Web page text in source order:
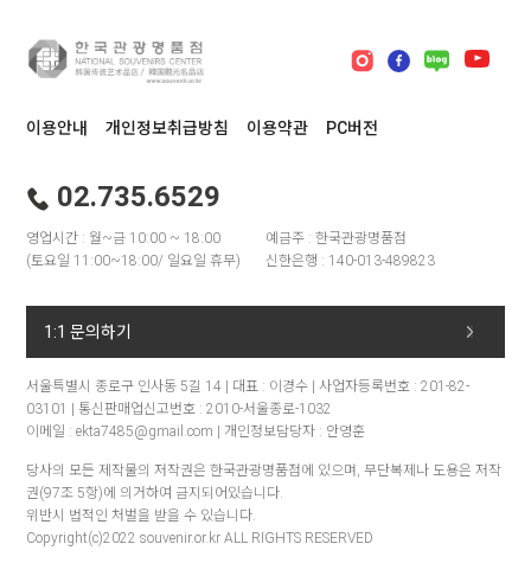
이용안내 개인정보취급방침 이용약관 PC버전
02.735.6529
영업시간 : 월~금 10:00 ~ 18:00
(토요일 11:00~18:00/ 일요일 휴무)
예금주 : 한국관광명품점
신한은행 : 140-013-489823
1:1 문의하기
서울특별시 종로구 인사동 5길 14 | 대표 : 이경수 | 사업자등록번호 : 201-82-
03101 | 통신판매업신고번호 : 2010-서울종로-1032
이메일 : ekta7485@gmail.com | 개인정보담당자 : 안영훈
당사의 모든 제작물의 저작권은 한국관광명품점에 있으며, 무단복제나 도용은 저작
권(97조 5항)에 의거하여 금지되어있습니다.
위반시 법적인 처벌을 받을 수 있습니다.
Copyright(c)2022 souvenir.or.kr ALL RIGHTS RESERVED